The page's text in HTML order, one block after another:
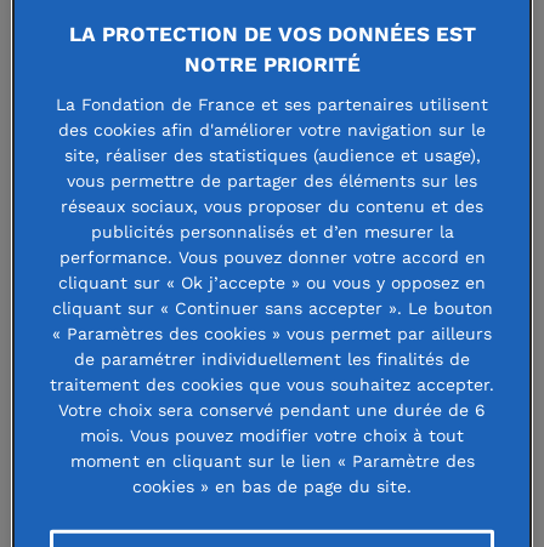
Il y a mille bonheurs de lecture dans ce riche volume de
de l’auteur et nombre de textes inédits, et qui mêle
brillamment les tons et les registres
», a déclaré Christian
Authier, membre du jury aux côté de Dominique Barbéris,
Simonetta Greggio, Henri-Hugues Lejeune, Franck Maubert,
Olivier Mony, Eric Neuhoff de l’Académie française, Anthony
Palou, Yann Queffélec et Philippe Vilain.
LA PROTECTION DE VOS DONNÉES EST
NOTRE PRIORITÉ
La Fondation de France et ses partenaires utilisent
des cookies afin d'améliorer votre navigation sur le
site, réaliser des statistiques (audience et usage),
vous permettre de partager des éléments sur les
réseaux sociaux, vous proposer du contenu et des
publicités personnalisés et d’en mesurer la
performance. Vous pouvez donner votre accord en
cliquant sur « Ok j’accepte » ou vous y opposez en
cliquant sur « Continuer sans accepter ». Le bouton
« Paramètres des cookies » vous permet par ailleurs
de paramétrer individuellement les finalités de
traitement des cookies que vous souhaitez accepter.
Votre choix sera conservé pendant une durée de 6
mois. Vous pouvez modifier votre choix à tout
moment en cliquant sur le lien « Paramètre des
cookies » en bas de page du site.